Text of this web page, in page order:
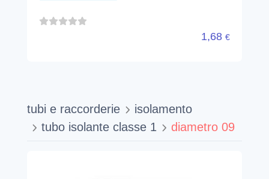
1,68 €
tubi e raccorderie
isolamento
tubo isolante classe 1
diametro 09